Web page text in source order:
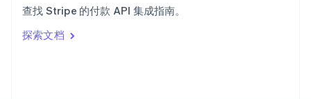
查找 Stripe 的付款 API 集成指南。
探索文档
ItalianoEnglish
印度
English